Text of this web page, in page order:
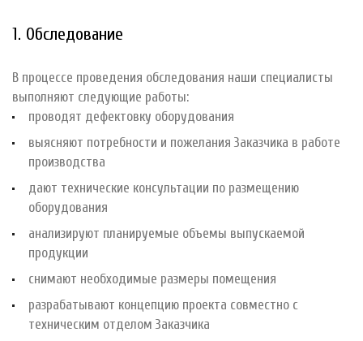
1. Обследование
В процессе проведения обследования наши специалисты
выполняют следующие работы:
проводят дефектовку оборудования
выясняют потребности и пожелания Заказчика в работе
производства
дают технические консультации по размещению
оборудования
анализируют планируемые объемы выпускаемой
продукции
снимают необходимые размеры помещения
разрабатывают концепцию проекта совместно с
техническим отделом Заказчика